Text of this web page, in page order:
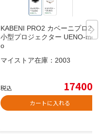
KABENI PRO2 カベーニプロ2
小型プロジェクター UENO-mon
o
マイストア在庫： 2003
税込 17400
カートに入れる